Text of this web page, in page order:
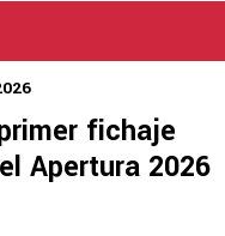
fichaje
Apertura 2026